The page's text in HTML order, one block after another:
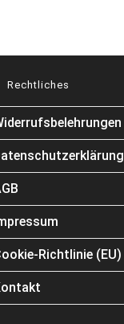
Rechtliches
Richtlinie (EU)